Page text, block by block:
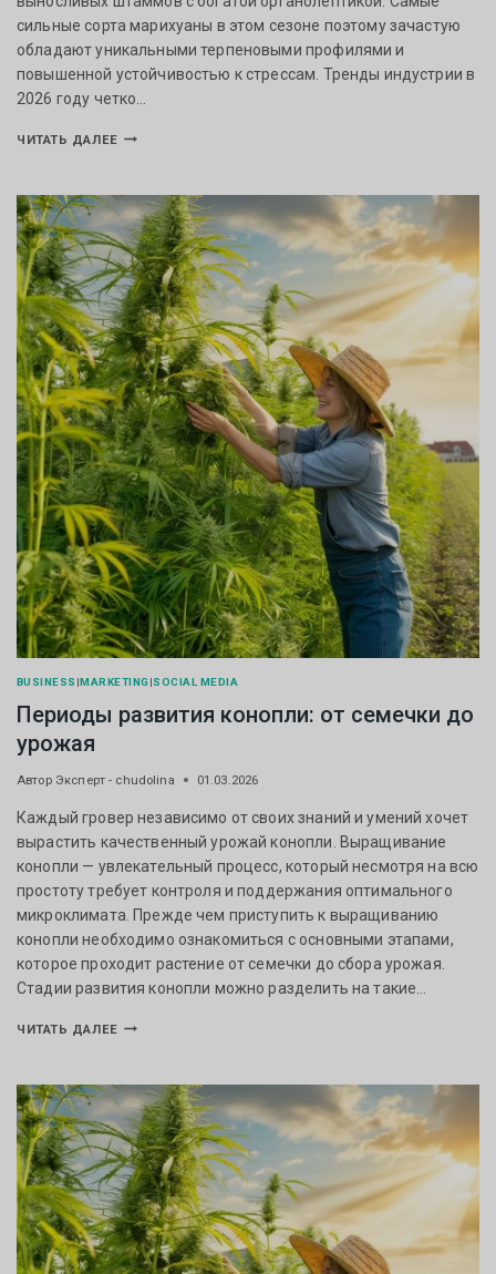
сильные сорта марихуаны в этом сезоне поэтому зачастую
обладают уникальными терпеновыми профилями и
повышенной устойчивостью к стрессам. Тренды индустрии в
2026 году четко…
ЧИТАТЬ ДАЛЕЕ
BUSINESS |MARKETING |SOCIAL MEDIA
Периоды развития конопли: от семечки до
урожая
Автор Эксперт - chudolina 01.03.2026
Каждый гровер независимо от своих знаний и умений хочет
вырастить качественный урожай конопли. Выращивание
конопли — увлекательный процесс, который несмотря на всю
простоту требует контроля и поддержания оптимального
микроклимата. Прежде чем приступить к выращиванию
конопли необходимо ознакомиться с основными этапами,
которое проходит растение от семечки до сбора урожая.
Стадии развития конопли можно разделить на такие…
ЧИТАТЬ ДАЛЕЕ